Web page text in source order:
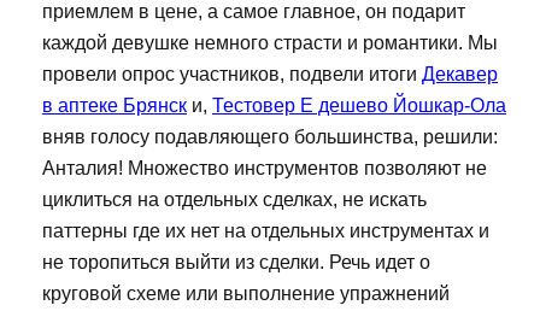
приемлем в цене, а самое главное, он подарит
каждой девушке немного страсти и романтики. Мы
провели опрос участников, подвели итоги Декавер
в аптеке Брянск и, Тестовер Е дешево Йошкар-Ола
вняв голосу подавляющего большинства, решили:
Анталия! Множество инструментов позволяют не
циклиться на отдельных сделках, не искать
паттерны где их нет на отдельных инструментах и
не торопиться выйти из сделки. Речь идет о
круговой схеме или выполнение упражнений